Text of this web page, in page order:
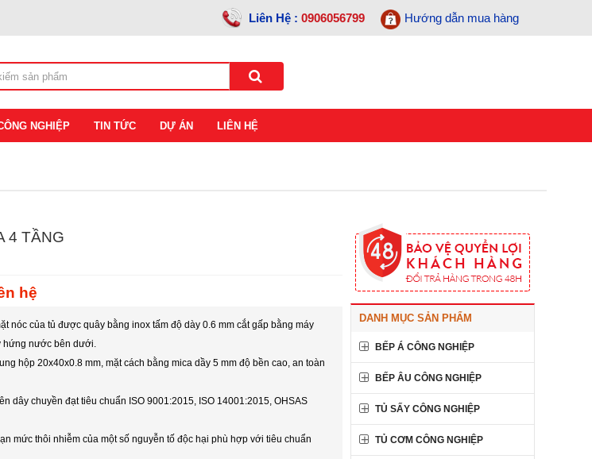
Liên Hệ : 0906056799 Hướng dẫn mua hàng
NGHIỆP TIN TỨC DỰ ÁN LIÊN HỆ
4 TẦNG
hệ
nóc của tủ được quây bằng inox tấm độ dày 0.6 mm cắt gấp bằng máy
hứng nước bên dưới.
hộp 20x40x0.8 mm, mặt cách bằng mica dầy 5 mm độ bền cao, an toàn
dây chuyền đạt tiêu chuẩn ISO 9001:2015, ISO 14001:2015, OHSAS
mức thôi nhiễm của một số nguyễn tố độc hại phù hợp với tiêu chuẩn
DANH MỤC SẢN PHẨM
BẾP Á CÔNG NGHIỆP
BẾP ÂU CÔNG NGHIỆP
TỦ SẤY CÔNG NGHIỆP
TỦ CƠM CÔNG NGHIỆP